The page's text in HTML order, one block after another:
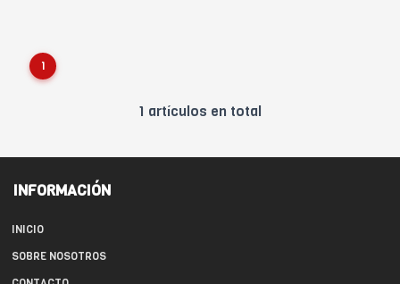
1
1 artículos en total
INFORMACIÓN
INICIO
SOBRE NOSOTROS